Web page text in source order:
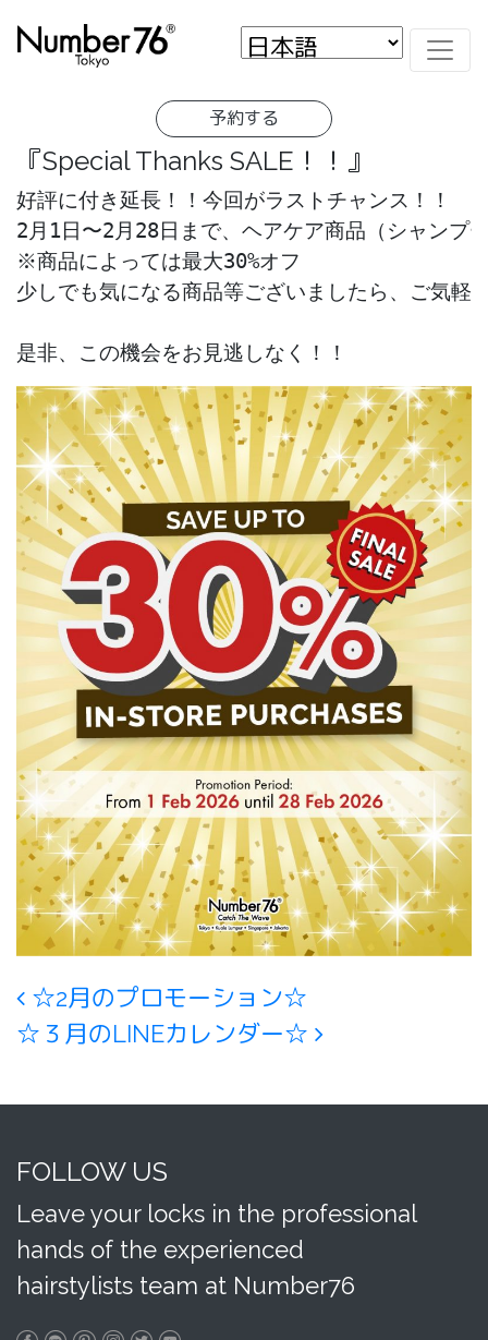
予約する
『Special Thanks SALE！！』
好評に付き延長！！今回がラストチャンス！！
2月1日〜2月28日まで、ヘアケア商品（シャン
※商品によっては最大30%オフ
少しでも気になる商品等ございましたら、ご気軽
是非、この機会をお見逃しなく！！
Post navigation
☆2月のプロモーション☆
☆３月のLINEカレンダー☆
FOLLOW US
Leave your locks in the professional
hands of the experienced
hairstylists team at Number76